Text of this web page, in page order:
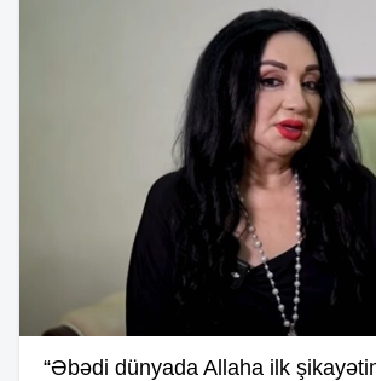
“Əbədi dünyada Allaha ilk